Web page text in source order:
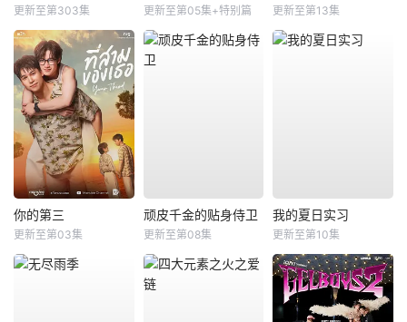
更新至第303集 更新至第05集+特别篇 更新至第13集
你的第三
更新至第03集
顽皮千金的贴身侍卫
更新至第08集
我的夏日实习
更新至第10集